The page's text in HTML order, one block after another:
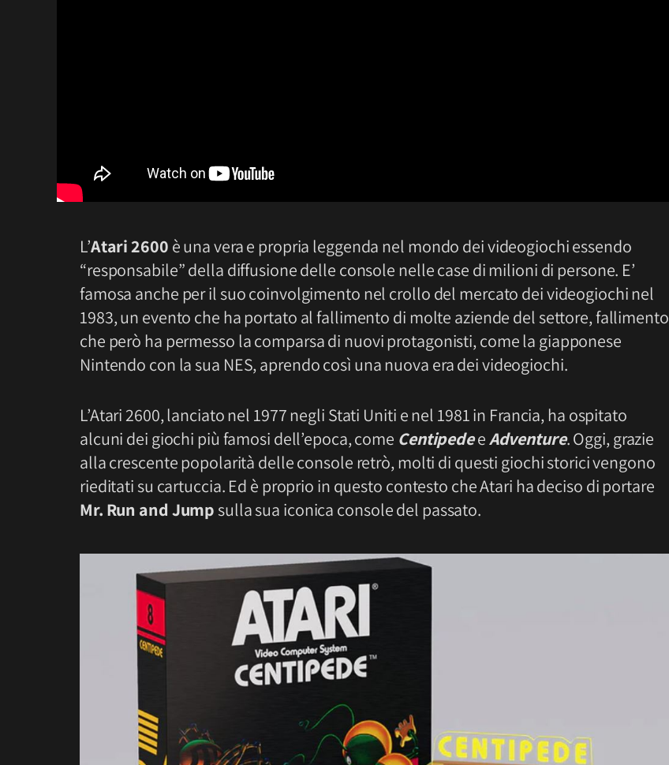
L’Atari 2600 è una vera e propria leggenda nel mondo dei videogiochi essendo
“responsabile” della diffusione delle console nelle case di milioni di persone. E’
famosa anche per il suo coinvolgimento nel crollo del mercato dei videogiochi nel
1983, un evento che ha portato al fallimento di molte aziende del settore, fallimento
che però ha permesso la comparsa di nuovi protagonisti, come la giapponese
Nintendo con la sua NES, aprendo così una nuova era dei videogiochi.
L’Atari 2600, lanciato nel 1977 negli Stati Uniti e nel 1981 in Francia, ha ospitato
alcuni dei giochi più famosi dell’epoca, come CentipedeeAdventure. Oggi, grazie
alla crescente popolarità delle console retrò, molti di questi giochi storici vengono
rieditati su cartuccia. Ed è proprio in questo contesto che Atari ha deciso di portare
Mr. Run and Jumpsulla sua iconica console del passato.